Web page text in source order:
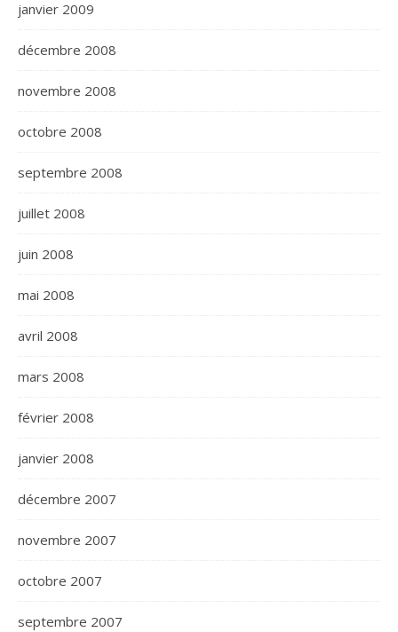
janvier 2009
décembre 2008
novembre 2008
octobre 2008
septembre 2008
juillet 2008
juin 2008
mai 2008
avril 2008
mars 2008
février 2008
janvier 2008
décembre 2007
novembre 2007
octobre 2007
septembre 2007